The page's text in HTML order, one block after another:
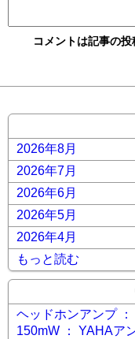
コメントは記事の投
2026年8月
2026年7月
2026年6月
2026年5月
2026年4月
もっと読む
ヘッドホンアンプ
150mW ： YAHAア